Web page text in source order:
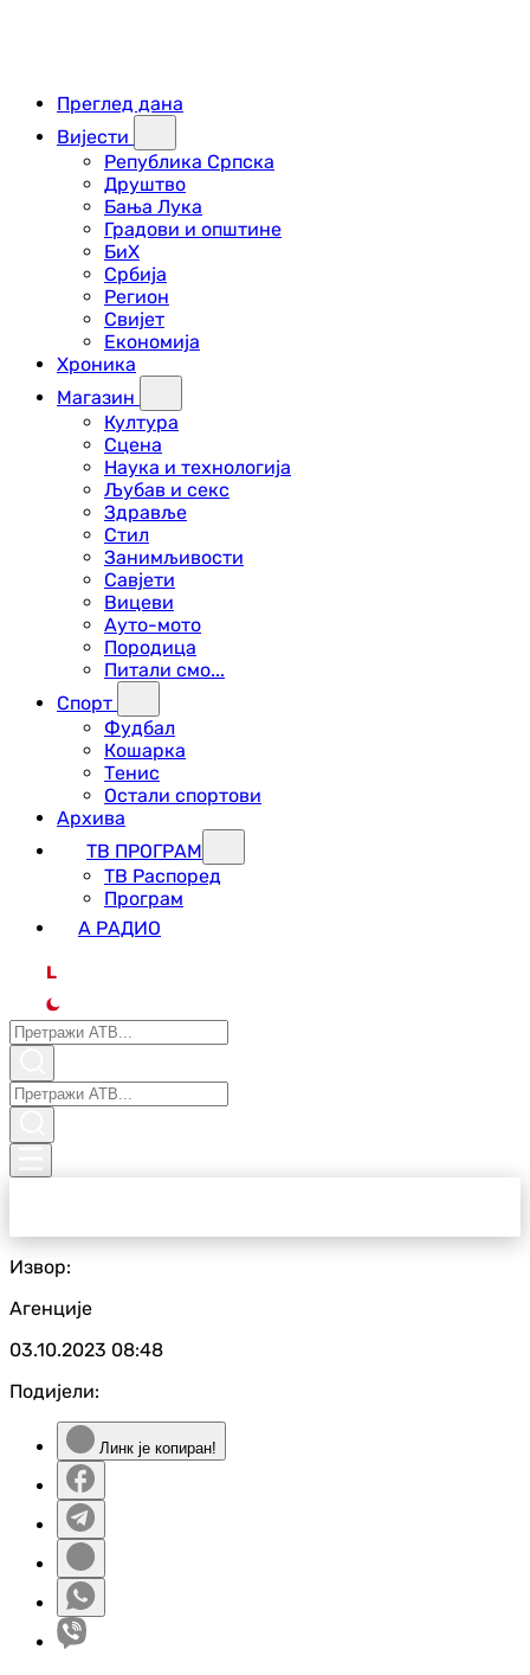
Преглед дана
Вијести
Република Српска
Друштво
Бања Лука
Градови и општине
БиХ
Србија
Регион
Свијет
Економија
Хроника
Магазин
Култура
Сцена
Наука и технологија
Љубав и секс
Здравље
Стил
Занимљивости
Савјети
Вицеви
Ауто-мото
Породица
Питали смо...
Спорт
Фудбал
Кошарка
Тенис
Остали спортови
Архива
ТВ ПРОГРАМ
ТВ Распоред
Програм
А РАДИО
L
Извор:
Агенције
03.10.2023 08:48
Подијели:
Линк је копиран!